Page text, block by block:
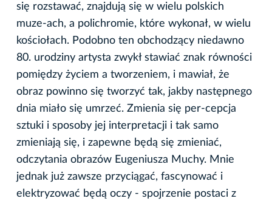
się rozstawać, znajdują się w wielu polskich
muze-ach, a polichromie, które wykonał, w wielu
kościołach. Podobno ten obchodzący niedawno
80. urodziny artysta zwykł stawiać znak równości
pomiędzy życiem a tworzeniem, i mawiał, że
obraz powinno się tworzyć tak, jakby następnego
dnia miało się umrzeć. Zmienia się per-cepcja
sztuki i sposoby jej interpretacji i tak samo
zmieniają się, i zapewne będą się zmieniać,
odczytania obrazów Eugeniusza Muchy. Mnie
jednak już zawsze przyciągać, fascynować i
elektryzować będą oczy - spojrzenie postaci z